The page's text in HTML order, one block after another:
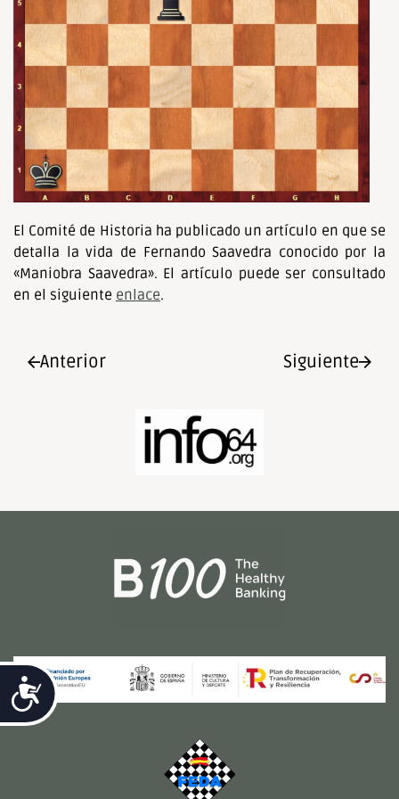
Accesibilidad
El Comité de Historia ha publicado un artículo en que se
detalla la vida de Fernando Saavedra conocido por la
«Maniobra Saavedra». El artículo puede ser consultado
en el siguiente enlace.
Anterior Siguiente